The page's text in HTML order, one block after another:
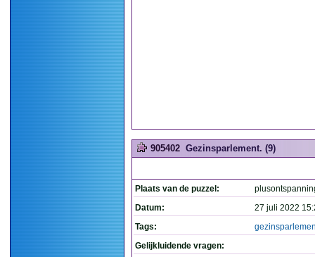
905402 Gezinsparlement. (9)
Plaats van de puzzel:
Datum:
27 juli 2022
Tags:
Gelijkluidende vragen: